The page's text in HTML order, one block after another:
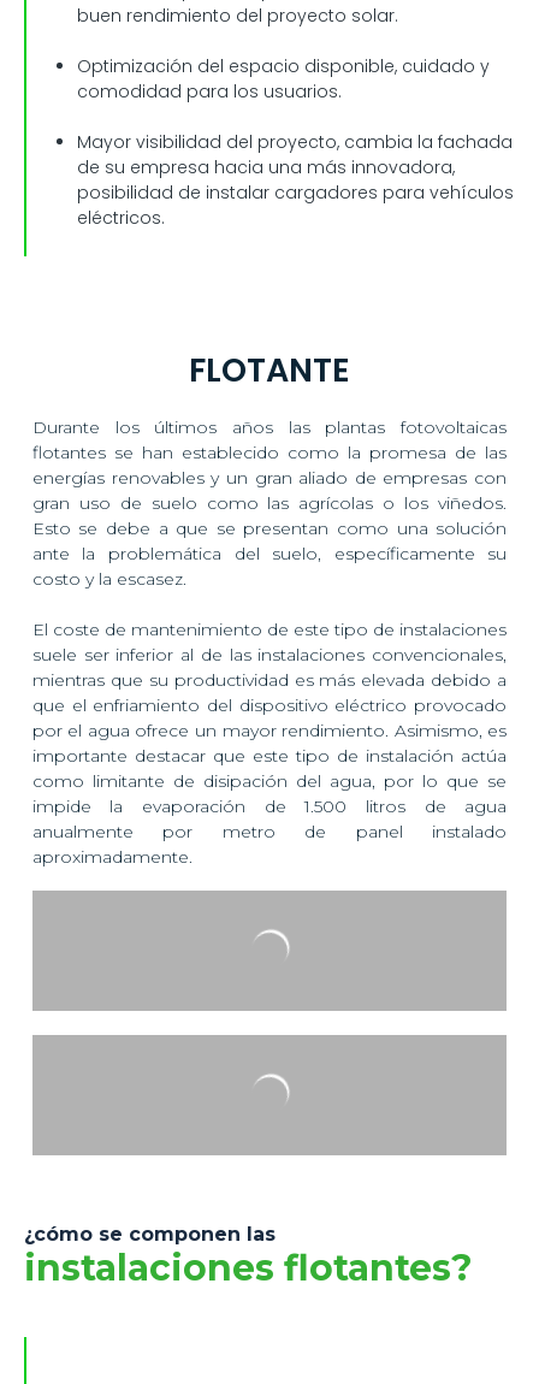
buen rendimiento del proyecto solar.
Optimización del espacio disponible, cuidado y
comodidad para los usuarios.
Mayor visibilidad del proyecto, cambia la fachada
de su empresa hacia una más innovadora,
posibilidad de instalar cargadores para vehículos
eléctricos.
FLOTANTE
Durante los últimos años las plantas fotovoltaicas
flotantes se han establecido como la promesa de las
energías renovables y un gran aliado de empresas con
gran uso de suelo como las agrícolas o los viñedos.
Esto se debe a que se presentan como una solución
ante la problemática del suelo, específicamente su
costo y la escasez.
El coste de mantenimiento de este tipo de instalaciones
suele ser inferior al de las instalaciones convencionales,
mientras que su productividad es más elevada debido a
que el enfriamiento del dispositivo eléctrico provocado
por el agua ofrece un mayor rendimiento. Asimismo, es
importante destacar que este tipo de instalación actúa
como limitante de disipación del agua, por lo que se
impide la evaporación de 1.500 litros de agua
anualmente por metro de panel instalado
aproximadamente.
¿cómo se componen las
instalaciones flotantes?